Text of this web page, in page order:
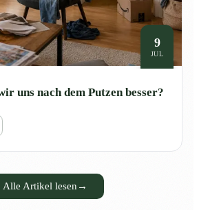
9
JUL
uns nach dem Putzen besser?
Alle Artikel lesen →